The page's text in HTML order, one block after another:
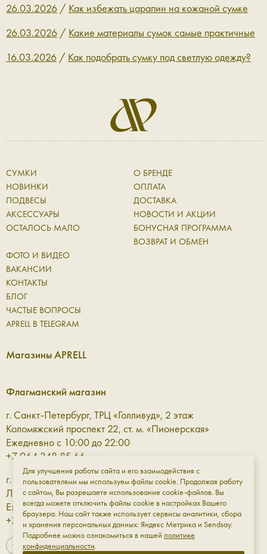
26.03.2026 / Как избежать царапин на кожаной сумке
26.03.2026 / Какие материалы сумок самые практичные
16.03.2026 / Как подобрать сумку под светлую одежду?
СУМКИ
НОВИНКИ
ПОДВЕСЫ
АКСЕССУАРЫ
ОСТАЛОСЬ МАЛО
О БРЕНДЕ
ОПЛАТА
ДОСТАВКА
НОВОСТИ И АКЦИИ
БОНУСНАЯ ПРОГРАММА
ВОЗВРАТ И ОБМЕН
ФОТО И ВИДЕО
ВАКАНСИИ
КОНТАКТЫ
БЛОГ
ЧАСТЫЕ ВОПРОСЫ
APRELL В TELEGRAM
Магазины APRELL
Флагманский магазин
г. Санкт-Петербург, ТРЦ «Голливуд», 2 этаж
Коломяжский проспект 22, ст. м. «Пионерская»
Ежедневно с 10:00 до 22:00
+7 964 348 85 66
г. Санкт-Петербург, ТРЦ «Галерея» 3 этаж
Лиговский проспект, 30а, ст. м. «Площадь Восстания»
Ежедневно с 10:00 до 23:00
+7 961 811-18-98
Для улучшения работы сайта и его взаимодействия с
пользователями мы используем файлы cookie. Продолжая работу
с сайтом, Вы разрешаете использование cookie-файлов. Вы
всегда можете отключить файлы cookie в настройках Вашего
браузера. Наш сайт также использует сервисы аналитики, сбора
и хранения персональных данных: Яндекс Метрика и Sendsay.
Подробнее можно ознакомиться в нашей политике
конфиденциальности.